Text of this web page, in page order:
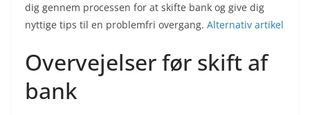
dig gennem processen for at skifte bank og give dig
nyttige tips til en problemfri overgang. Alternativ artikel
Overvejelser før skift af
bank